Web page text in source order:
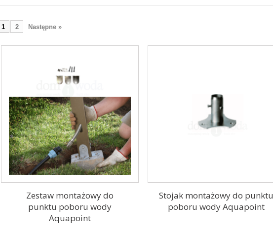
1 2 Następne »
Zestaw montażowy do
punktu poboru wody
Aquapoint
Stojak montażowy do punktu
poboru wody Aquapoint